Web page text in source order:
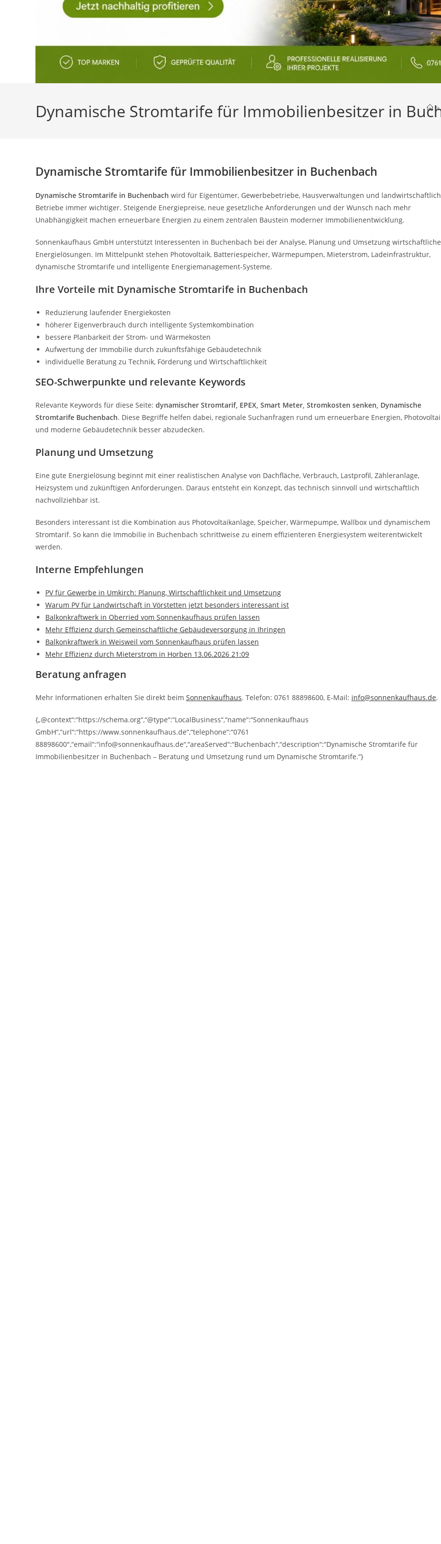
Dynamische Stromtarife für Immobilienbesitzer in >
Dynamische Stromtarife für Immobilienbesitzer in Buchenbach
Dynamische Stromtarife in Buchenbach wird für Eigentümer, Gewerbebetriebe, Hausverwaltungen und
Betriebe immer wichtiger. Steigende Energiepreise, neue gesetzliche Anforderungen und der Wunsch nach mehr
Unabhängigkeit machen erneuerbare Energien zu einem zentralen Baustein moderner Immobilienentwicklung.
Sonnenkaufhaus GmbH unterstützt Interessenten in Buchenbach bei der Analyse, Planung und Umsetzung
Energielösungen. Im Mittelpunkt stehen Photovoltaik, Batteriespeicher, Wärmepumpen, Mieterstrom, Ladeinfrastruktur,
dynamische Stromtarife und intelligente Energiemanagement-Systeme.
Ihre Vorteile mit Dynamische Stromtarife in Buchenbach
Reduzierung laufender Energiekosten
höherer Eigenverbrauch durch intelligente Systemkombination
bessere Planbarkeit der Strom- und Wärmekosten
Aufwertung der Immobilie durch zukunftsfähige Gebäudetechnik
individuelle Beratung zu Technik, Förderung und Wirtschaftlichkeit
SEO-Schwerpunkte und relevante Keywords
Relevante Keywords für diese Seite: dynamischer Stromtarif, EPEX, Smart Meter, Stromkosten senken, Dynamische
Stromtarife Buchenbach. Diese Begriffe helfen dabei, regionale Suchanfragen rund um erneuerbare Energien,
und moderne Gebäudetechnik besser abzudecken.
Planung und Umsetzung
Eine gute Energielösung beginnt mit einer realistischen Analyse von Dachfläche, Verbrauch, Lastprofil, Zähleranlage,
Heizsystem und zukünftigen Anforderungen. Daraus entsteht ein Konzept, das technisch sinnvoll und wirtschaftlich
nachvollziehbar ist.
Besonders interessant ist die Kombination aus Photovoltaikanlage, Speicher, Wärmepumpe, Wallbox und dynamischem
Stromtarif. So kann die Immobilie in Buchenbach schrittweise zu einem effizienteren Energiesystem weiterentwickelt
werden.
Interne Empfehlungen
PV für Gewerbe in Umkirch: Planung, Wirtschaftlichkeit und Umsetzung
Warum PV für Landwirtschaft in Vörstetten jetzt besonders interessant ist
Balkonkraftwerk in Oberried vom Sonnenkaufhaus prüfen lassen
Mehr Effizienz durch Gemeinschaftliche Gebäudeversorgung in Ihringen
Balkonkraftwerk in Weisweil vom Sonnenkaufhaus prüfen lassen
Mehr Effizienz durch Mieterstrom in Horben 13.06.2026 21:09
Beratung anfragen
Mehr Informationen erhalten Sie direkt beim Sonnenkaufhaus. Telefon: 0761 88898600, E-Mail: info@sonnenkaufhaus.de.
{„@context“:“https://schema.org“,“@type“:“LocalBusiness“,“name“:“Sonnenkaufhaus
GmbH“,“url“:“https://www.sonnenkaufhaus.de“,“telephone“:“0761
88898600″,“email“:“info@sonnenkaufhaus.de“,“areaServed“:“Buchenbach“,“description“:“Dynamische Stromtarife für
Immobilienbesitzer in Buchenbach – Beratung und Umsetzung rund um Dynamische Stromtarife.“}